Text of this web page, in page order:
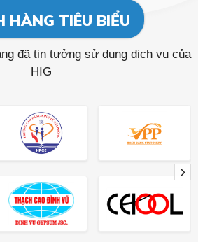
HÀNG TIÊU BIỂU
đã tin tưởng sử dụng dịch vụ của
HIG